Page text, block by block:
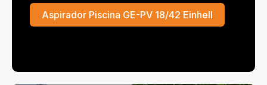
Aspirador Piscina GE-PV 18/42 Einhell